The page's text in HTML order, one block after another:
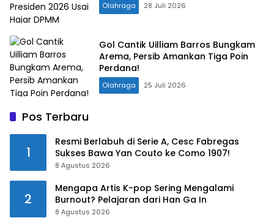
Olahraga 28 Juli 2026
Gol Cantik Uilliam Barros Bungkam
Arema, Persib Amankan Tiga Poin
Perdana!
Olahraga 25 Juli 2026
Pos Terbaru
1
Resmi Berlabuh di Serie A, Cesc Fabregas
Sukses Bawa Yan Couto ke Como 1907!
8 Agustus 2026
2
Mengapa Artis K-pop Sering Mengalami
Burnout? Pelajaran dari Han Ga In
8 Agustus 2026